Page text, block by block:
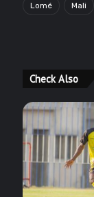
Lomé Mali
Check Also